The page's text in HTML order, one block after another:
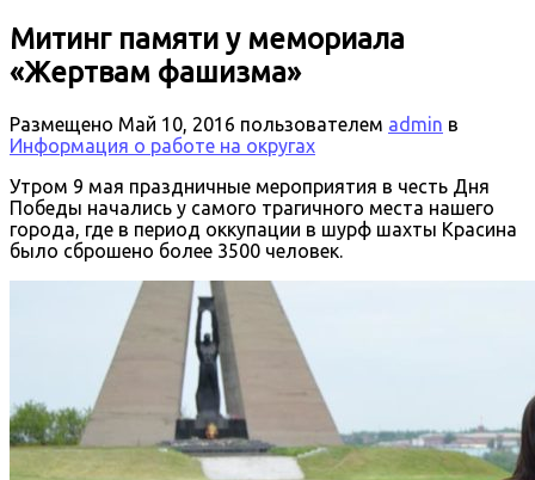
Митинг памяти у мемориала
«Жертвам фашизма»
Размещено Май 10, 2016 пользователем admin в
Информация о работе на округах
Утром 9 мая праздничные мероприятия в честь Дня
Победы начались у самого трагичного места нашего
города, где в период оккупации в шурф шахты Красина
было сброшено более 3500 человек.